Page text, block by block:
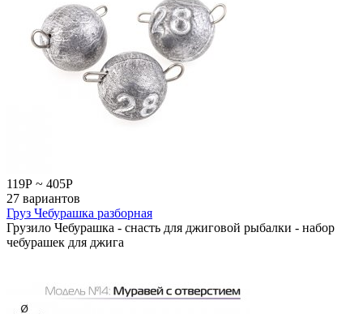
119Р ~ 405Р
27 вариантов
Груз Чебурашка разборная
Грузило Чебурашка - снасть для джиговой рыбалки - набор
чебурашек для джига